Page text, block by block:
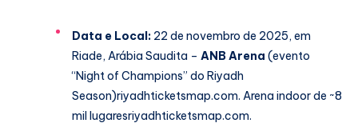
Data e Local: 22 de novembro de 2025, em
Riade, Arábia Saudita – ANB Arena (evento
“Night of Champions” do Riyadh
Season)riyadhticketsmap.com. Arena indoor de ~8
mil lugaresriyadhticketsmap.com.